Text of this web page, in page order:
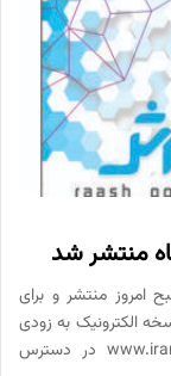
امروز منتشر و برای
الکترونیک به زودی
از طریق فیدیبو، طاقچه و سایت www.iranpolymer.com در دسترس